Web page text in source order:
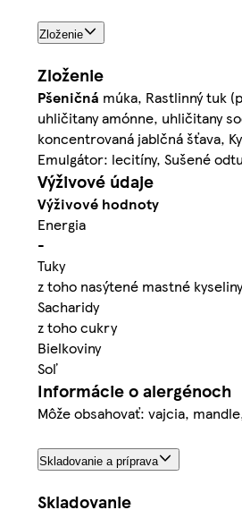
Zloženie
Zloženie
Pšeničná múka, Rastlinný tuk
uhličitany amónne, uhličitany
koncentrovaná jablčná šťava,
Emulgátor: lecitíny, Sušené
Výživové údaje
Výživové hodnoty
Energia
-
Tuky
z toho nasýtené mastné kyseliny
Sacharidy
z toho cukry
Bielkoviny
Soľ
Informácie o alergénoch
Môže obsahovať: vajcia,
Skladovanie a príprava
Skladovanie